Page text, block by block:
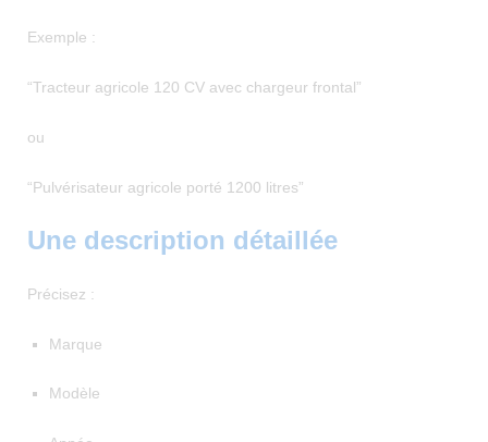
Exemple :
“Tracteur agricole 120 CV avec chargeur frontal”
ou
“Pulvérisateur agricole porté 1200 litres”
Une description détaillée
Précisez :
Marque
Modèle